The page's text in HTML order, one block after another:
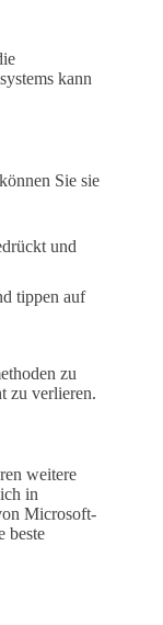
kann
Sie sie
und
tippen auf
zu
zu verlieren.
weitere
in
Microsoft-
beste